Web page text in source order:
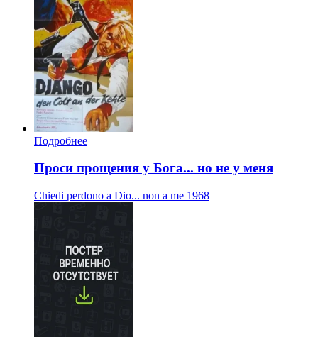
Подробнее
Проси прощения у Бога... но не у меня
Chiedi perdono a Dio... non a me 1968